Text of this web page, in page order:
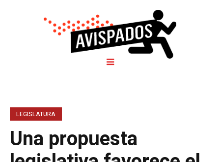
LEGISLATURA
Una propuesta